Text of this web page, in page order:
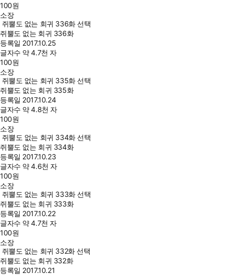
100원
소장
쥐뿔도 없는 회귀 336화 선택
쥐뿔도 없는 회귀 336화
등록일 2017.10.25
글자수 약 4.7천 자
100원
소장
쥐뿔도 없는 회귀 335화 선택
쥐뿔도 없는 회귀 335화
등록일 2017.10.24
글자수 약 4.8천 자
100원
소장
쥐뿔도 없는 회귀 334화 선택
쥐뿔도 없는 회귀 334화
등록일 2017.10.23
글자수 약 4.6천 자
100원
소장
쥐뿔도 없는 회귀 333화 선택
쥐뿔도 없는 회귀 333화
등록일 2017.10.22
글자수 약 4.7천 자
100원
소장
쥐뿔도 없는 회귀 332화 선택
쥐뿔도 없는 회귀 332화
등록일 2017.10.21